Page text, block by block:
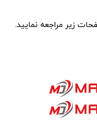
زیر مراجعه نمایید.